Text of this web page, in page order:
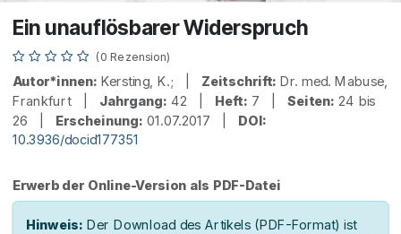
Ein unauflösbarer Widerspruch
(0 Rezension)
Autor*innen: Kersting, K.; | Zeitschrift: Dr. med. Mabuse,
Frankfurt | Jahrgang: 42 | Heft: 7 |Seiten: 24 bis
26 | Erscheinung: 01.07.2017 | DOI:
10.3936/docid177351
Erwerb der Online-Version als PDF-Datei
Hinweis: Der Download des Artikels (PDF-Format) ist